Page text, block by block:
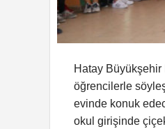
Hatay Büyükşehir
öğrencilerle
evinde konuk
okul girişinde